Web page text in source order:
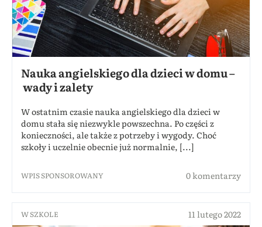
Nauka angielskiego dla dzieci w domu –
wady i zalety
W ostatnim czasie nauka angielskiego dla dzieci w
domu stała się niezwykle powszechna. Po części z
konieczności, ale także z potrzeby i wygody. Choć
szkoły i uczelnie obecnie już normalnie, [...]
WPIS SPONSOROWANY 0 komentarzy
W SZKOLE 11 lutego 2022